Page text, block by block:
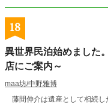
18
異世界民泊始めました
店にご案内～
maa坊/中野雅博
藤間伸介は遺産として相続